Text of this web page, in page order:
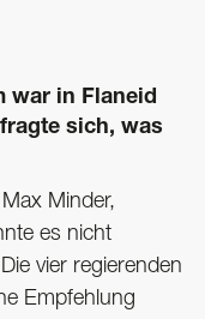
war in Flaneid
sich, was
Minder,
es nicht
vier regierenden
Empfehlung